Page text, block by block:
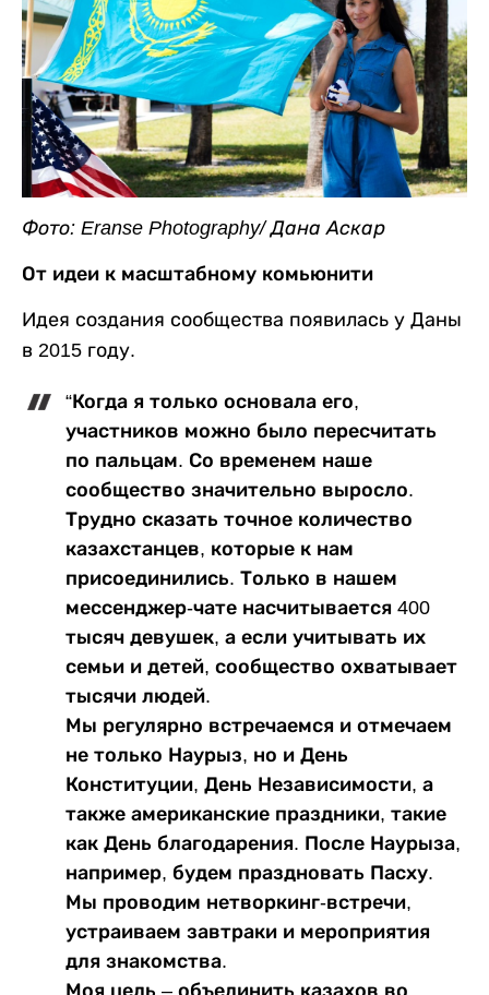
Фото: Eranse Photography/ Дана Аскар
От идеи к масштабному комьюнити
Идея создания сообщества появилась у Даны
в 2015 году.
“Когда я только основала его,
участников можно было пересчитать
по пальцам. Со временем наше
сообщество значительно выросло.
Трудно сказать точное количество
казахстанцев, которые к нам
присоединились. Только в нашем
мессенджер-чате насчитывается 400
тысяч девушек, а если учитывать их
семьи и детей, сообщество охватывает
тысячи людей.
Мы регулярно встречаемся и отмечаем
не только Наурыз, но и День
Конституции, День Независимости, а
также американские праздники, такие
как День благодарения. После Наурыза,
например, будем праздновать Пасху.
Мы проводим нетворкинг-встречи,
устраиваем завтраки и мероприятия
для знакомства.